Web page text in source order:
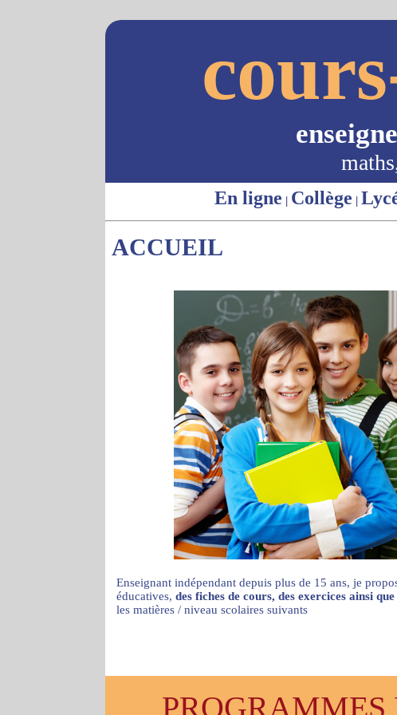
En ligne | Collège |
ACCUEIL
Enseignant indépendant depuis plus de 15 ans, je
éducatives, des fiches de cours, des exercices ainsi
les matières / niveau scolaires suivants